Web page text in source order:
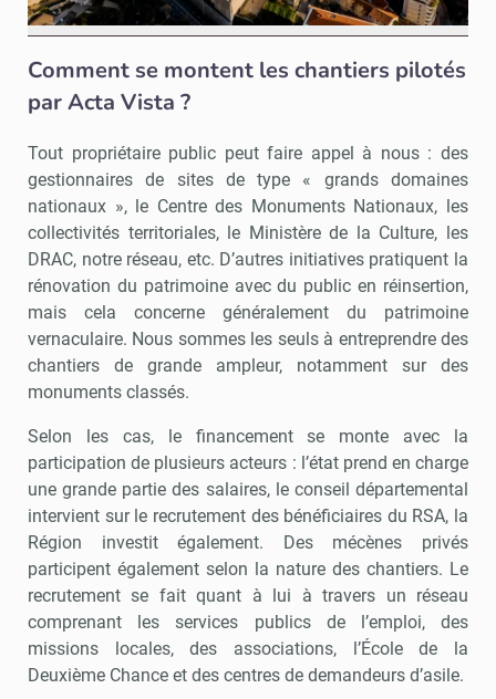
Le Fort possède cinq hectares de jardin. - © JC Verchere
Comment se montent les chantiers pilotés
par Acta Vista ?
Tout propriétaire public peut faire appel à nous : des
gestionnaires de sites de type « grands domaines
nationaux », le Centre des Monuments Nationaux, les
collectivités territoriales, le Ministère de la Culture, les
DRAC, notre réseau, etc. D’autres initiatives pratiquent la
rénovation du patrimoine avec du public en réinsertion,
mais cela concerne généralement du patrimoine
vernaculaire. Nous sommes les seuls à entreprendre des
chantiers de grande ampleur, notamment sur des
monuments classés.
Selon les cas, le financement se monte avec la
participation de plusieurs acteurs : l’état prend en charge
une grande partie des salaires, le conseil départemental
intervient sur le recrutement des bénéficiaires du RSA, la
Région investit également. Des mécènes privés
participent également selon la nature des chantiers. Le
recrutement se fait quant à lui à travers un réseau
comprenant les services publics de l’emploi, des
missions locales, des associations, l’École de la
Deuxième Chance et des centres de demandeurs d’asile.